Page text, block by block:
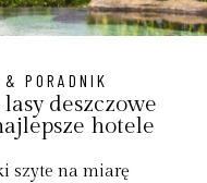
PORADNIK
deszczowe
hotele
szyte na miarę